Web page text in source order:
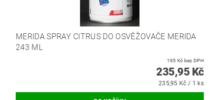
MERIDA SPRAY CITRUS DO OSVĚŽOVAČE MERIDA
243 ML
195 Kč bez DPH
235,95 Kč
235,95 Kč / 1 ks